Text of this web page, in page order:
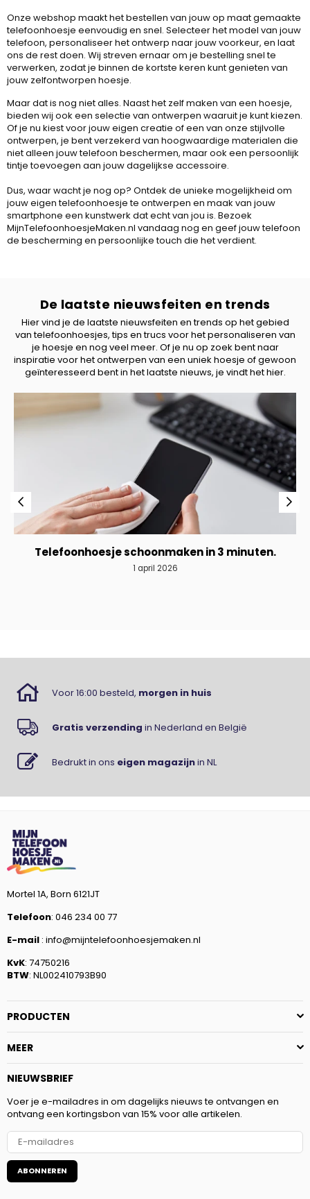
Onze webshop maakt het bestellen van jouw op maat gemaakte
telefoonhoesje eenvoudig en snel. Selecteer het model van jouw
telefoon, personaliseer het ontwerp naar jouw voorkeur, en laat
ons de rest doen. Wij streven ernaar om je bestelling snel te
verwerken, zodat je binnen de kortste keren kunt genieten van
jouw zelfontworpen hoesje.
Maar dat is nog niet alles. Naast het zelf maken van een hoesje,
bieden wij ook een selectie van ontwerpen waaruit je kunt kiezen.
Of je nu kiest voor jouw eigen creatie of een van onze stijlvolle
ontwerpen, je bent verzekerd van hoogwaardige materialen die
niet alleen jouw telefoon beschermen, maar ook een persoonlijk
tintje toevoegen aan jouw dagelijkse accessoire.
Dus, waar wacht je nog op? Ontdek de unieke mogelijkheid om
jouw eigen telefoonhoesje te ontwerpen en maak van jouw
smartphone een kunstwerk dat echt van jou is. Bezoek
MijnTelefoonhoesjeMaken.nl vandaag nog en geef jouw telefoon
de bescherming en persoonlijke touch die het verdient.
De laatste nieuwsfeiten en trends
Hier vind je de laatste nieuwsfeiten en trends op het gebied
van telefoonhoesjes, tips en trucs voor het personaliseren van
je hoesje en nog veel meer. Of je nu op zoek bent naar
inspiratie voor het ontwerpen van een uniek hoesje of gewoon
geïnteresseerd bent in het laatste nieuws, je vindt het hier.
Telefoonhoesje schoonmaken in 3 minuten.
1 april 2026
Voor 16:00 besteld, morgen in huis
Gratis verzending in Nederland en België
Bedrukt in ons eigen magazijnin NL
Mortel 1A, Born 6121JT
Telefoon: 046 234 00 77
E-mail : info@mijntelefoonhoesjemaken.nl
KvK: 74750216
BTW: NL002410793B90
PRODUCTEN
MEER
NIEUWSBRIEF
Voer je e-mailadres in om dagelijks nieuws te ontvangen en
ontvang een kortingsbon van 15% voor alle artikelen.
ABONNEREN